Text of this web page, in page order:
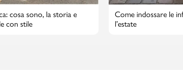
cosa sono, la storia e
con stile
Come indossare le
l’estate